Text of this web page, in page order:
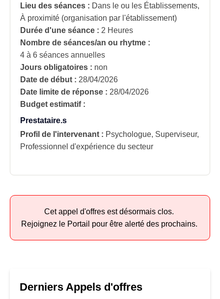
Lieu des séances : Dans le ou les Établissements,
À proximité (organisation par l'établissement)
Durée d'une séance : 2 Heures
Nombre de séances/an ou rhytme :
4 à 6 séances annuelles
Jours obligatoires : non
Date de début : 28/04/2026
Date limite de réponse : 28/04/2026
Budget estimatif :
Prestataire.s
Profil de l'intervenant : Psychologue, Superviseur,
Professionnel d'expérience du secteur
Cet appel d'offres est désormais clos.
Rejoignez le Portail pour être alerté des prochains.
Derniers Appels d'offres